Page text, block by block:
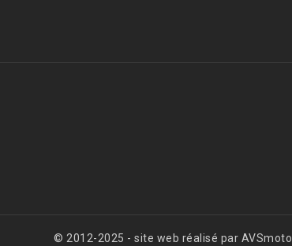
© 2012-2025 - site web réalisé par AVSmoto